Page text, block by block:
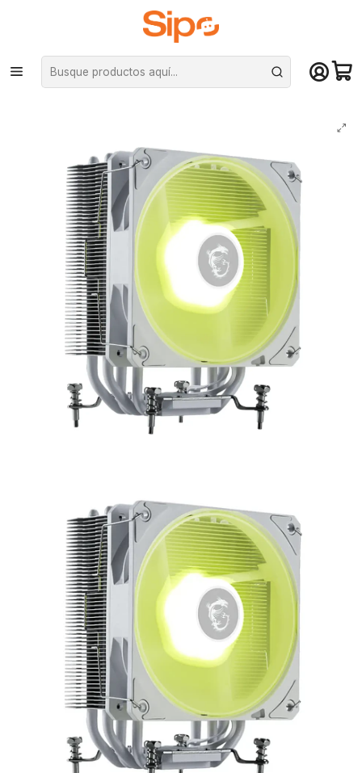
¡Compra hasta mediodía y recibe hoy! De lunes a sábado en el gran
Santiago. Envío gratis desde $29.990
Inicio Componentes PC Cooler CPU Disipador por Aire
Disipador de Aire CPU MSI MAG CoreFrozr AA13 White Intel/AMD ARGB